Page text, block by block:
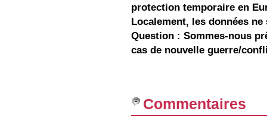
protection temporaire en
Localement, les données
Question : Sommes-nous
cas de nouvelle guerre/
Commentaires